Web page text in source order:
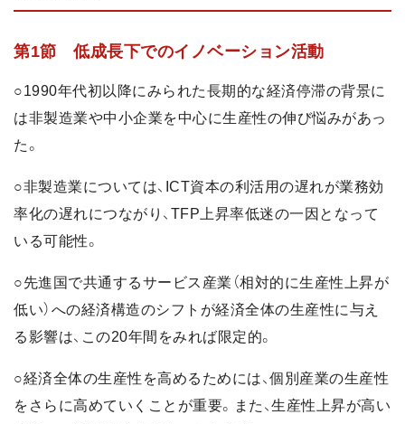
第1節 低成長下でのイノベーション活動
○1990年代初以降にみられた長期的な経済停滞の背景に
は非製造業や中小企業を中心に生産性の伸び悩みがあっ
た。
○非製造業については、ICT資本の利活用の遅れが業務効
率化の遅れにつながり、TFP上昇率低迷の一因となって
いる可能性。
○先進国で共通するサービス産業（相対的に生産性上昇が
低い）への経済構造のシフトが経済全体の生産性に与え
る影響は、この20年間をみれば限定的。
○経済全体の生産性を高めるためには、個別産業の生産性
をさらに高めていくことが重要。また、生産性上昇が高い